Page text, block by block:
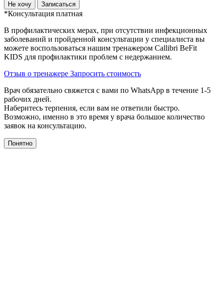
Не хочу Записаться
*Консультация платная
В профилактических мерах, при отсутствии инфекционных
заболеваний и пройденной консультации у специалиста вы
можете воспользоваться нашим тренажером Сallibri BeFit
KIDS для профилактики проблем с недержанием.
Отзыв о тренажере Запросить стоимость
Врач обязательно свяжется с вами по WhatsApp в течение 1-5
рабочих дней.
Наберитесь терпения, если вам не ответили быстро.
Возможно, именно в это время у врача большое количество
заявок на консультацию.
Понятно